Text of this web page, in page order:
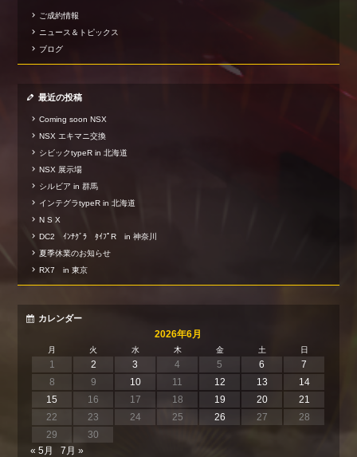
ご成約情報
ニュース＆トピックス
ブログ
最近の投稿
Coming soon NSX
NSX エキマニ交換
シビックtypeR in 北海道
NSX 展示場
シルビア in 群馬
インテグラtypeR in 北海道
N S X
DC2 ｲﾝﾃｸﾞﾗ ﾀｲﾌﾟR in 神奈川
夏季休業のお知らせ
RX7 in 東京
カレンダー
2026年6月
月 火 水 木 金 土 日
1 2 3 4 5 6
7
8
9 10 11 12 13
14
15
16 17 18 19 20
21
22
23 24 25 26 27
28
29
30
« 5月
7月 »